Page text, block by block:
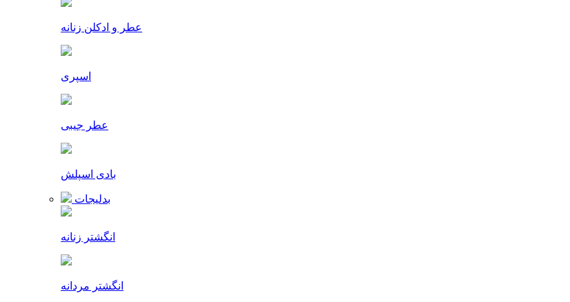
عطر و ادکلن زنانه
اسپری
عطر جیبی
بادی اسپلش
بدلیجات
انگشتر زنانه
انگشتر مردانه